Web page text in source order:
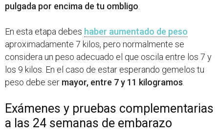
pulgada por encima de tu ombligo
En esta etapa debes haber aumentado de peso
aproximadamente 7 kilos, pero normalmente se
considera un peso adecuado el que oscila entre los 7 y
los 9 kilos. En el caso de estar esperando gemelos tu
peso debe ser mayor, entre 7 y 11 kilogramos
Exámenes y pruebas complementarias
a las 24 semanas de embarazo